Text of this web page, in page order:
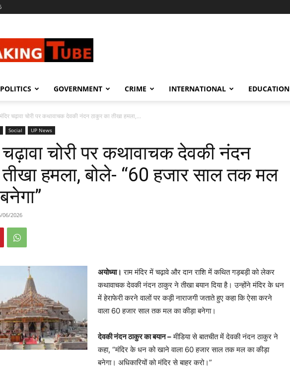
POLITICS GOVERNMENT CRIME INTERNATIONAL EDUCATION
चढ़ावा चोरी पर कथावाचक देवकी नंदन ठाकुर का तीखा हमला,...
Social UP News
चढ़ावा चोरी पर कथावाचक देवकी नंदन
हमला, बोले- “60 हजार साल तक मल
06/2026
अयोध्या। राम मंदिर में चढ़ावे और दान राशि में कथित गड़बड़ी को लेकर
कथावाचक देवकी नंदन ठाकुर ने तीखा बयान दिया है। उन्होंने मंदिर के धन
में हेराफेरी करने वालों पर कड़ी नाराजगी जताते हुए कहा कि ऐसा करने
वाला 60 हजार साल तक मल का कीड़ा बनेगा।
देवकी नंदन ठाकुर का बयान –मीडिया से बातचीत में देवकी नंदन ठाकुर ने
कहा, “मंदिर के धन को खाने वाला 60 हजार साल तक मल का कीड़ा
बनेगा। अधिकारियों को मंदिर से बाहर करो।”